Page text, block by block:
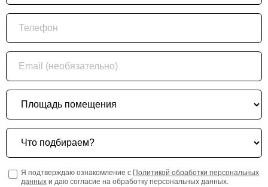
Телефон
Email (необязательно)
Площадь помещения
Что подбираем?
Я подтверждаю ознакомление с Политикой обработки персональных
данных и даю согласие на обработку персональных данных.